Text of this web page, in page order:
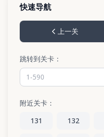
快速导航
上一关
跳转到关卡：
附近关卡：
131
132